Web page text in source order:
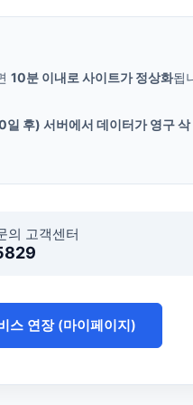
10분 이내로 사이트가 정상화됩
일 후) 서버에서 데이터가 영구 삭
의 고객센터
스 연장 (마이페이지)